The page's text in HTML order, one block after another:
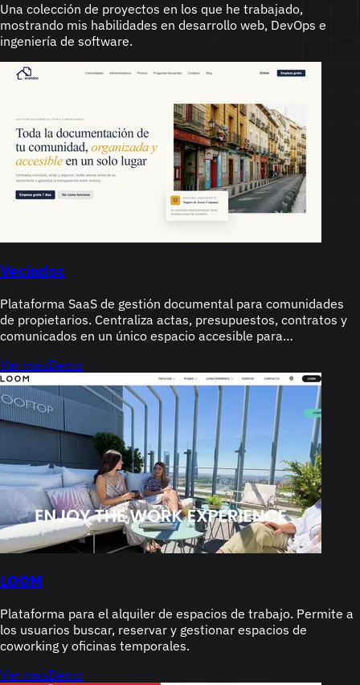
Una colección de proyectos en los que he trabajado,
mostrando mis habilidades en desarrollo web, DevOps e
ingeniería de software.
Vecindoc
Plataforma SaaS de gestión documental para comunidades
de propietarios. Centraliza actas, presupuestos, contratos y
comunicados en un único espacio accesible para
tradicional de correos electrónicos, grupos de WhatsApp y
carpetas físicas.
Ver másDemo
LOOM
Plataforma para el alquiler de espacios de trabajo. Permite a
los usuarios buscar, reservar y gestionar espacios de
coworking y oficinas temporales.
Ver másDemo